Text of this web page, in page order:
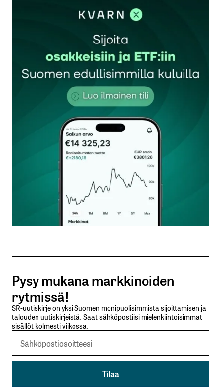
rekisteröityä
Sähköpostiosoitettasi ei julkaista.Pakolliset
kentät on merkitty*
Kommentti*
Nimesi tai nimimerkkisi
Sähköpostiosoitteesi
Tilaa SalkunRakentajan uutiskirje
Lähetä kommentti
Pysy mukana markkinoiden
rytmissä!
SR-uutiskirje on yksi Suomen monipuolisimmista sijoittamisen ja
talouden uutiskirjeistä. Saat sähköpostiisi mielenkiintoisimmat
sisällöt kolmesti viikossa.